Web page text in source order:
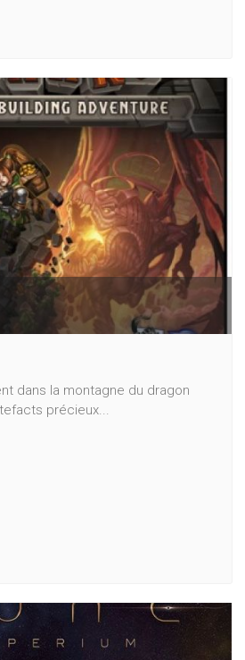
dans la montagne du dragon
précieux...